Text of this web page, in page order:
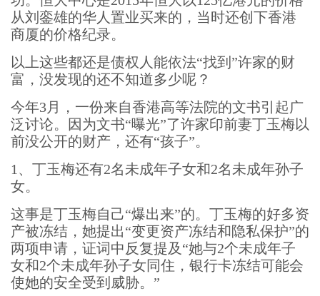
从刘銮雄的华人置业买来的，当时还创下香港
商厦的价格纪录。
以上这些都还是债权人能依法“找到”许家的财
富，没发现的还不知道多少呢？
今年3月，一份来自香港高等法院的文书引起广
泛讨论。因为文书“曝光”了许家印前妻丁玉梅以
前没公开的财产，还有“孩子”。
1、丁玉梅还有2名未成年子女和2名未成年孙子
女。
这事是丁玉梅自己“爆出来”的。丁玉梅的好多资
产被冻结，她提出“变更资产冻结和隐私保护”的
两项申请，证词中反复提及“她与2个未成年子
女和2个未成年孙子女同住，银行卡冻结可能会
使她的安全受到威胁。”